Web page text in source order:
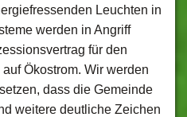
Leuchten in
werden in Angriff
für den
Ökostrom. Wir werden
dass die Gemeinde
weitere deutliche Zeichen